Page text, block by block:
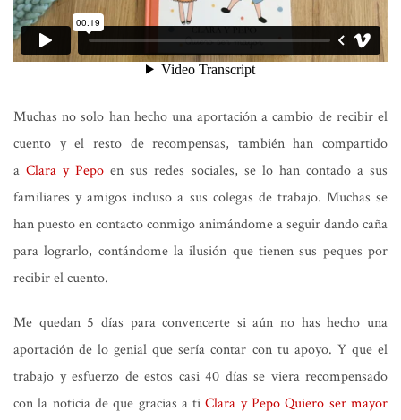
Muchas no solo han hecho una aportación a cambio de recibir el
cuento y el resto de recompensas, también han compartido
aClara y Pepo en sus redes sociales, se lo han contado a sus
familiares y amigos incluso a sus colegas de trabajo. Muchas se
han puesto en contacto conmigo animándome a seguir dando caña
para lograrlo, contándome la ilusión que tienen sus peques por
recibir el cuento.
Me quedan 5 días para convencerte si aún no has hecho una
aportación de lo genial que sería contar con tu apoyo. Y que el
trabajo y esfuerzo de estos casi 40 días se viera recompensado
con la noticia de que gracias a tiClara y Pepo Quiero ser mayor